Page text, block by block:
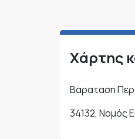
Χάρτης
Βαραταση
34132, Νομός